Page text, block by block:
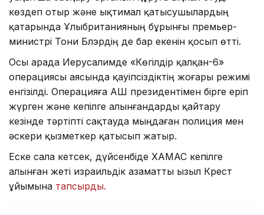
көздеп отыр және ықтимал қатысушылардың
қатарында Ұлыбританияның бұрынғы премьер-
министрі Тони Блэрдің де бар екенін қосып өтті.
Осы арада Иерусалимде «Көгілдір қалқан-6»
операциясы аясында қауіпсіздіктің жоғары режимі
енгізілді. Операцияға АҚШ президентімен бірге еріп
жүрген және кепілге алынғандарды қайтару
кезінде тәртіпті сақтауда мыңдаған полиция мен
әскери қызметкер қатысып жатыр.
Еске сала кетсек, дүйсенбіде ХАМАС кепілге
алынған жеті израильдік азаматты Қызыл Крест
ұйымына тапсырды.